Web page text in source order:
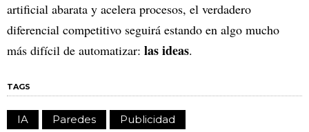
artificial abarata y acelera procesos, el verdadero
diferencial competitivo seguirá estando en algo mucho
más difícil de automatizar: las ideas.
TAGS
IA Paredes Publicidad